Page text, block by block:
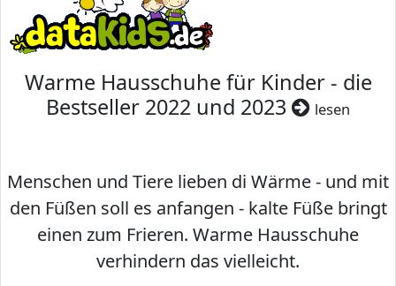
Warme Hausschuhe für Kinder - die
Bestseller 2022 und 2023
lesen
Menschen und Tiere lieben di Wärme - und mit
den Füßen soll es anfangen - kalte Füße bringt
einen zum Frieren. Warme Hausschuhe
verhindern das vielleicht.